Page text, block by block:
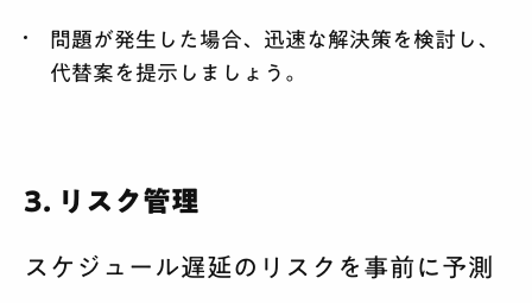
問題が発生した場合、迅速な解決策を検討し、
代替案を提示しましょう。
3. リスク管理
スケジュール遅延のリスクを事前に予測